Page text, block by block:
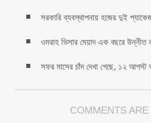
সরকারি ব্যবস্থাপনায় হজের দুই
ওমরাহ ভিসার মেয়াদ এক বছরে উন্নীত
সফর মাসের চাঁদ দেখা গেছে, ১২ আগস্ট
COMMENTS